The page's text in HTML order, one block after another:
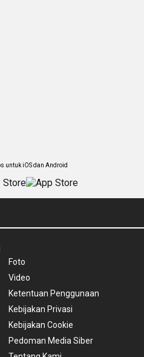
untuk iOS dan Android
Foto
Video
Ketentuan Penggunaan
Kebijakan Privasi
Kebijakan Cookie
Pedoman Media Siber